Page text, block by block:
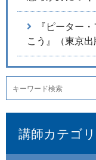
『ピーター
こう』（東京
講師カテゴ